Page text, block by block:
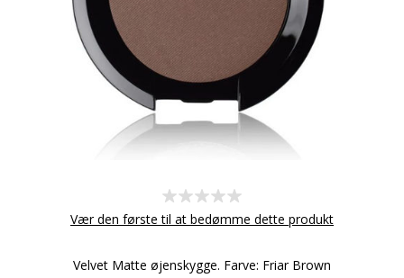
Vær den første til at bedømme dette produkt
Velvet Matte øjenskygge. Farve: Friar Brown